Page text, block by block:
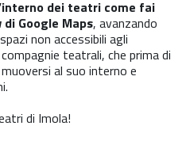
dei teatri come fai
Google Maps, avanzando
non accessibili agli
teatrali, che prima di
al suo interno e
di Imola!